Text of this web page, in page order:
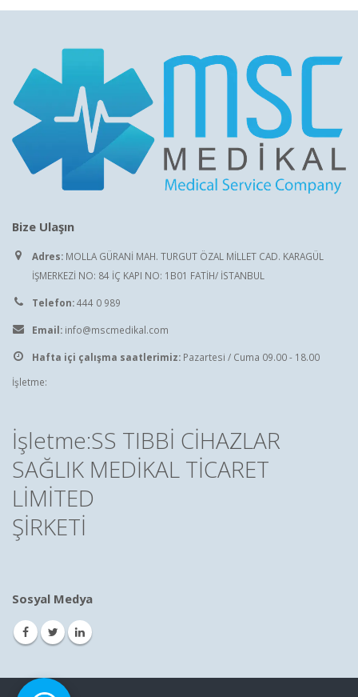
Bize Ulaşın
Adres: MOLLA GÜRANİ MAH. TURGUT ÖZAL MİLLET CAD. KARAGÜL
İŞMERKEZİ NO: 84 İÇ KAPI NO: 1B01 FATİH/ İSTANBUL
Telefon:444 0 989
Email: info@mscmedikal.com
Hafta içi çalışma saatlerimiz: Pazartesi / Cuma 09.00 - 18.00
İşletme:
İşletme:SS TIBBİ CİHAZLAR
SAĞLIK MEDİKAL TİCARET
LİMİTED
ŞİRKETİ
Sosyal Medya